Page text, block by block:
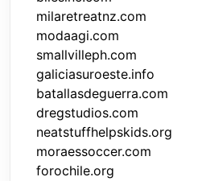
milaretreatnz.com
modaagi.com
smallvilleph.com
galiciasuroeste.info
batallasdeguerra.com
dregstudios.com
neatstuffhelpskids.org
moraessoccer.com
forochile.org